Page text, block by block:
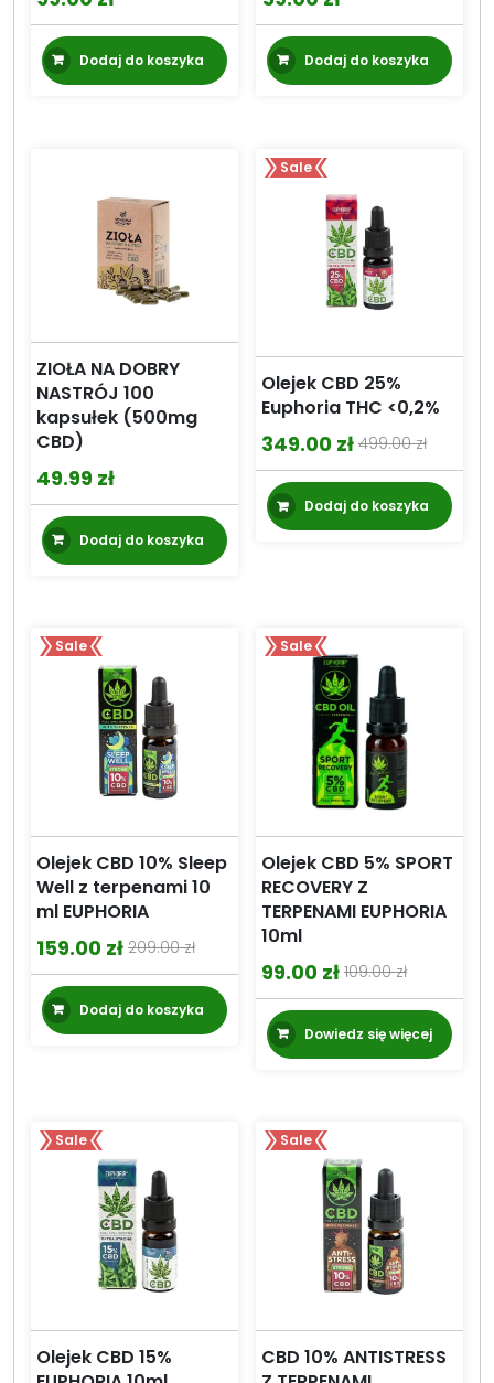
Dodaj do koszyka Dodaj do koszyka
ZIOŁA NA DOBRY
NASTRÓJ 100
kapsułek (500mg
CBD)
49.99 zł
Dodaj do koszyka
Sale
Olejek CBD 25%
Euphoria THC <0,2%
499.00zł
Pierwotna
cena
wynosiła:
349.00 zł
Aktualna
cena
wynosi:Dodaj do koszyka
Sale
Olejek CBD 10% Sleep
Well z terpenami 10
ml EUPHORIA
209.00zł
Pierwotna
cena
wynosiła:
159.00 zł
Aktualna
cena
wynosi:Dodaj do koszyka
Sale
Olejek CBD 5% SPORT
RECOVERY Z
TERPENAMI EUPHORIA
10ml
109.00zł
Pierwotna
cena
wynosiła:
99.00 zł
Aktualna
cena
wynosi:Dowiedz się więcej
Sale
Olejek CBD 15%
Sale
CBD 10% ANTISTRESS